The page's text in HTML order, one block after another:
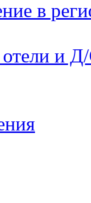
в
и